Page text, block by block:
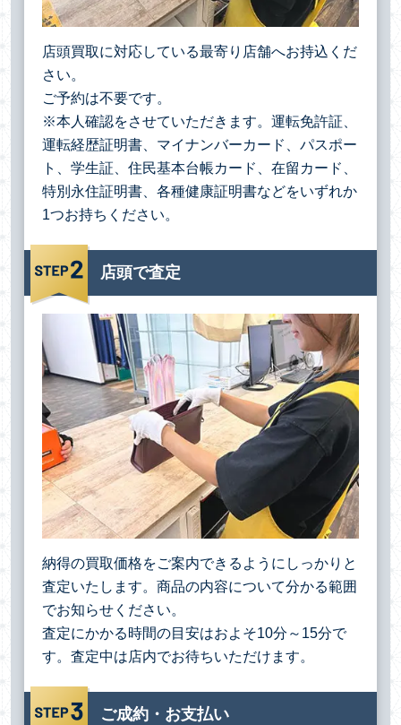
店頭買取に対応している最寄り店舗へお持込くだ
さい。
ご予約は不要です。
※本人確認をさせていただきます。運転免許証、
運転経歴証明書、マイナンバーカード、パスポー
ト、学生証、住民基本台帳カード、在留カード、
特別永住証明書、各種健康証明書などをいずれか
1つお持ちください。
店頭で査定
納得の買取価格をご案内できるようにしっかりと
査定いたします。商品の内容について分かる範囲
でお知らせください。
査定にかかる時間の目安はおよそ10分～15分で
す。査定中は店内でお待ちいただけます。
ご成約・お支払い